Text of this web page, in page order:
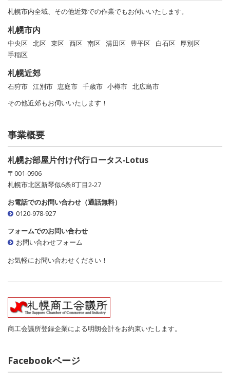
札幌市内全域、その他近郊での作業でもお伺いいたします。
札幌市内
中央区 北区 東区 西区 南区 清田区 豊平区 白石区 厚別区
手稲区
札幌近郊
石狩市 江別市 恵庭市 千歳市 小樽市 北広島市
その他近郊もお伺いいたします！
事業概要
札幌お部屋片付け代行ロータス‐Lotus
〒001-0906
札幌市北区新琴似6条8丁目2-27
お電話でのお問い合わせ（通話無料）
0120-978-927
フォームでのお問い合わせ
お問い合わせフォーム
お気軽にお問い合わせください！
商工会議所登録企業による明朗会計をお約束いたします。
Facebookページ